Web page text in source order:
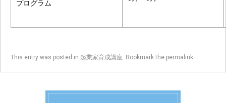
プログラム
This entry was posted in 起業家育成講座. Bookmark the permalink.